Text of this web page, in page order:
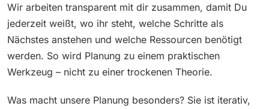
Wir arbeiten transparent mit dir zusammen, damit Du
jederzeit weißt, wo ihr steht, welche Schritte als
Nächstes anstehen und welche Ressourcen benötigt
werden. So wird Planung zu einem praktischen
Werkzeug – nicht zu einer trockenen Theorie.
Was macht unsere Planung besonders? Sie ist iterativ,